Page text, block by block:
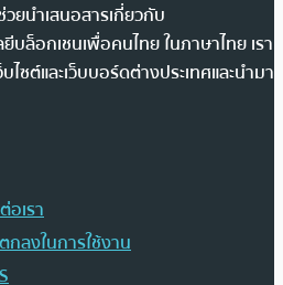
ยนำเสนอสารเกี่ยวกับ
บล็อกเชนเพื่อคนไทย ในภาษาไทย เรา
ซต์และเว็บบอร์ดต่างประเทศและนำมา
อเรา
กลงในการใช้งาน